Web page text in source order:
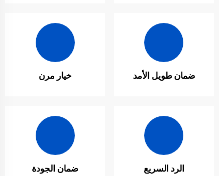
ضمان طويل الأمد خيار مرن
الرد السريع ضمان الجودة